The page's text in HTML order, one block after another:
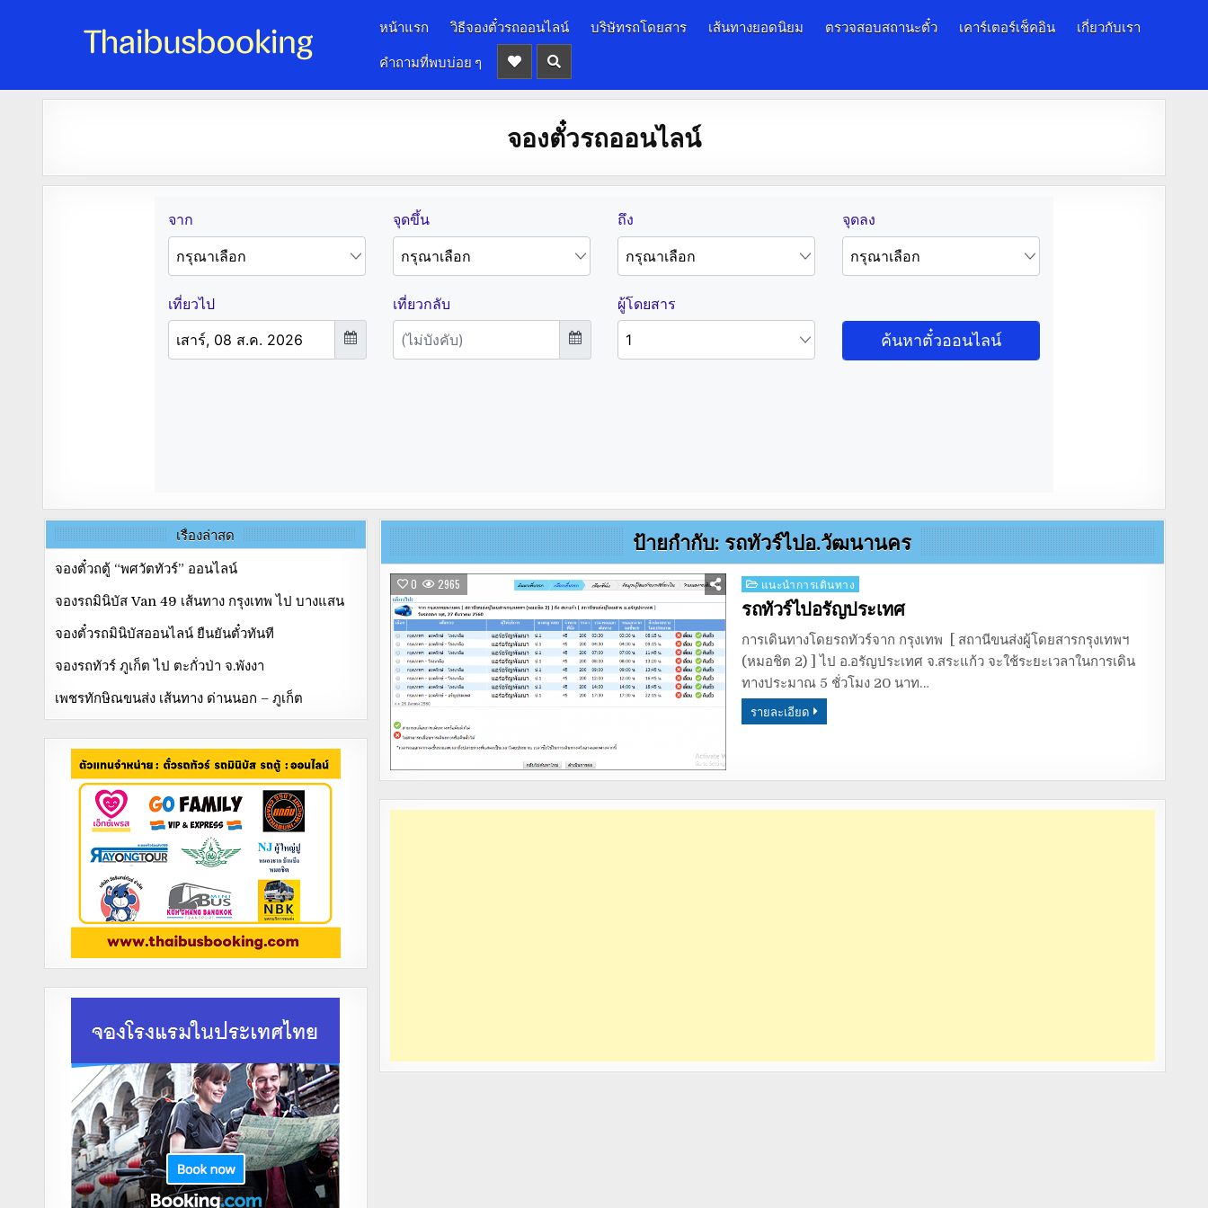
จองตั๋วรถออนไลน์ 24 ชั่วโมง
หน้าแรก วิธีจองตั๋วรถออนไลน์ บริษัทรถโดยสาร เส้นทางยอดนิยม ตรวจสอบสถานะตั๋ว เคาร์เตอร์เช็คอิน
เกี่ยวกับเรา
คำถามที่พบบ่อย ๆ
จองตั๋วรถออนไลน์
ป้ายกำกับ: รถทัวร์ไปอ.วัฒนานคร
0 2965
Posted
in
แนะนำการเดินทาง
รถทัวร์ไปอรัญประเทศ
การเดินทางโดยรถทัวร์จาก กรุงเทพ [ สถานีขนส่งผู้โดยสารกรุงเทพฯ
(หมอชิต 2) ] ไป อ.อรัญประเทศ จ.สระแก้ว จะใช้ระยะเวลาในการเดิน
ทางประมาณ 5 ชั่วโมง 20 นาท…
รายละเอียด
เรื่องล่าสุด
จองตั๋วถตู้ “พศวัตทัวร์” ออนไลน์
จองรถมินิบัส Van 49 เส้นทาง กรุงเทพ ไป บางแสน
จองตั๋วรถมินิบัสออนไลน์ ยืนยันตั๋วทันที
จองรถทัวร์ ภูเก็ต ไป ตะกั่วป่า จ.พังงา
เพชรทักษิณขนส่ง เส้นทาง ด่านนอก – ภูเก็ต